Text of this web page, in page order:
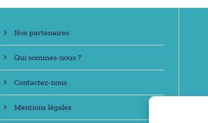
Nos partenaires
Qui sommes-nous ?
Contactez-nous
Mentions légales